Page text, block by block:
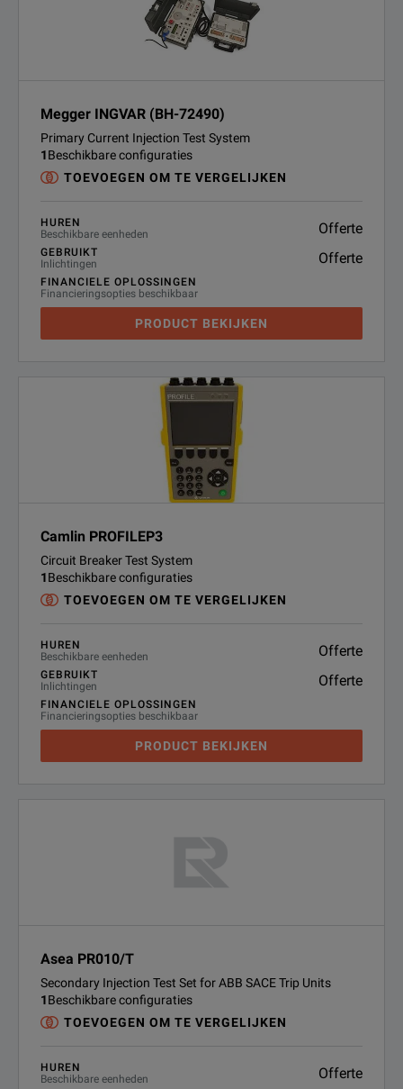
Megger INGVAR (BH-72490)
Primary Current Injection Test System
1Beschikbare configuraties
TOEVOEGEN OM TE VERGELIJKEN
HUREN
Beschikbare eenheden
Offerte
GEBRUIKT
Inlichtingen
Offerte
FINANCIELE OPLOSSINGEN
Financieringsopties beschikbaar
PRODUCT BEKIJKEN
Camlin PROFILEP3
Circuit Breaker Test System
1Beschikbare configuraties
TOEVOEGEN OM TE VERGELIJKEN
HUREN
Beschikbare eenheden
Offerte
GEBRUIKT
Inlichtingen
Offerte
FINANCIELE OPLOSSINGEN
Financieringsopties beschikbaar
PRODUCT BEKIJKEN
Asea PR010/T
Secondary Injection Test Set for ABB SACE Trip Units
1Beschikbare configuraties
TOEVOEGEN OM TE VERGELIJKEN
HUREN
Beschikbare eenheden
Offerte